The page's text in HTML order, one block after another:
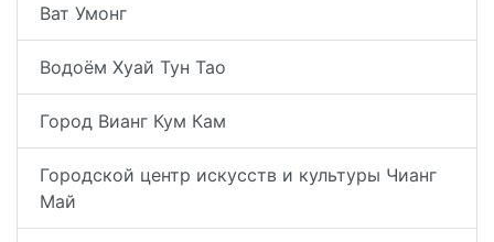
Ват Умонг
Водоём Хуай Тун Тао
Город Вианг Кум Кам
Городской центр искусств и культуры Чианг
Май